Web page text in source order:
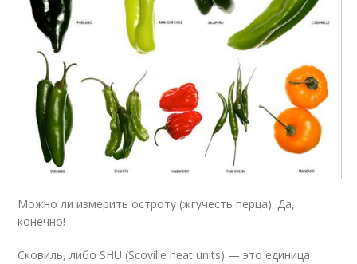
Можно ли измерить остроту (жгучесть перца). Да,
конечно!
Сковиль, либо SHU (Scoville heat units) — это единица